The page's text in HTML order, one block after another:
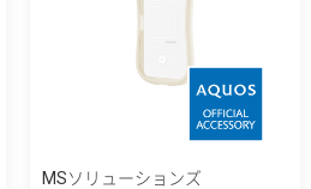
MSソリューションズ